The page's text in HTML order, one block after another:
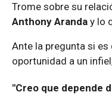
Trome sobre su
Anthony Aranda y lo
Ante la pregunta si es
oportunidad a un
"Creo que depende